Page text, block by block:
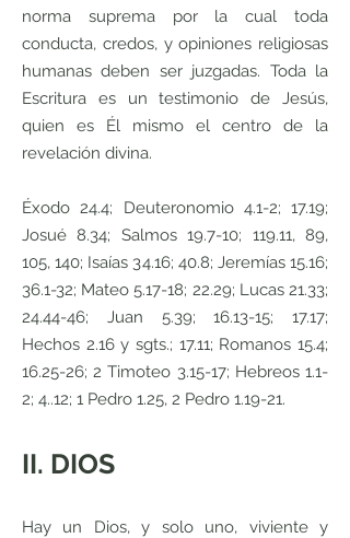
norma suprema por la cual toda
conducta, credos, y opiniones religiosas
humanas deben ser juzgadas. Toda la
Escritura es un testimonio de Jesús,
quien es Él mismo el centro de la
revelación divina.
Éxodo 24.4; Deuteronomio 4.1-2; 17.19;
Josué 8.34; Salmos 19.7-10; 119.11, 89,
105, 140; Isaías 34.16; 40.8; Jeremías 15.16;
36.1-32; Mateo 5.17-18; 22.29; Lucas 21.33;
24.44-46; Juan 5.39; 16.13-15; 17.17;
Hechos 2.16 y sgts.; 17.11; Romanos 15.4;
16.25-26; 2 Timoteo 3.15-17; Hebreos 1.1-
2; 4..12; 1 Pedro 1.25, 2 Pedro 1.19-21.
II. DIOS
Hay un Dios, y solo uno, viviente y